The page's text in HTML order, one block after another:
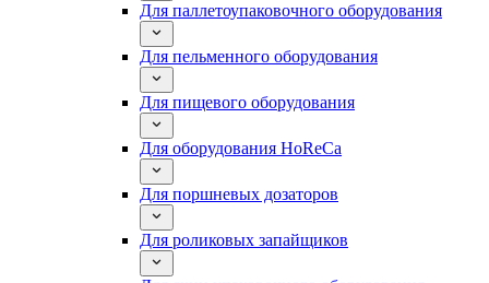
Для паллетоупаковочного оборудования
Для пельменного оборудования
Для пищевого оборудования
Для оборудования HoReCa
Для поршневых дозаторов
Для роликовых запайщиков